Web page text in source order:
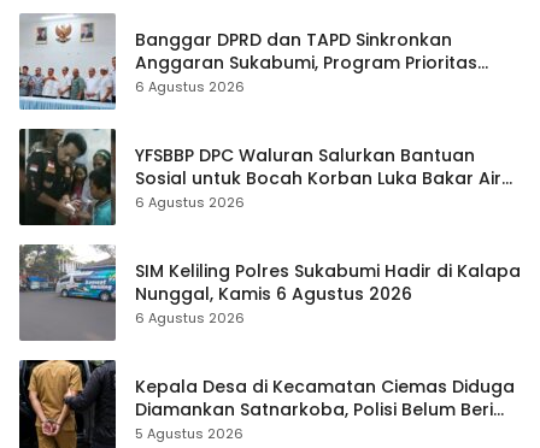
Banggar DPRD dan TAPD Sinkronkan
Anggaran Sukabumi, Program Prioritas
hingga Pendapatan Dibahas
6 Agustus 2026
YFSBBP DPC Waluran Salurkan Bantuan
Sosial untuk Bocah Korban Luka Bakar Air
Panas
6 Agustus 2026
SIM Keliling Polres Sukabumi Hadir di Kalapa
Nunggal, Kamis 6 Agustus 2026
6 Agustus 2026
Kepala Desa di Kecamatan Ciemas Diduga
Diamankan Satnarkoba, Polisi Belum Beri
Penjelasan Resmi
5 Agustus 2026